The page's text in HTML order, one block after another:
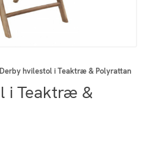
Derby hvilestol i Teaktræ & Polyrattan
i Teaktræ &